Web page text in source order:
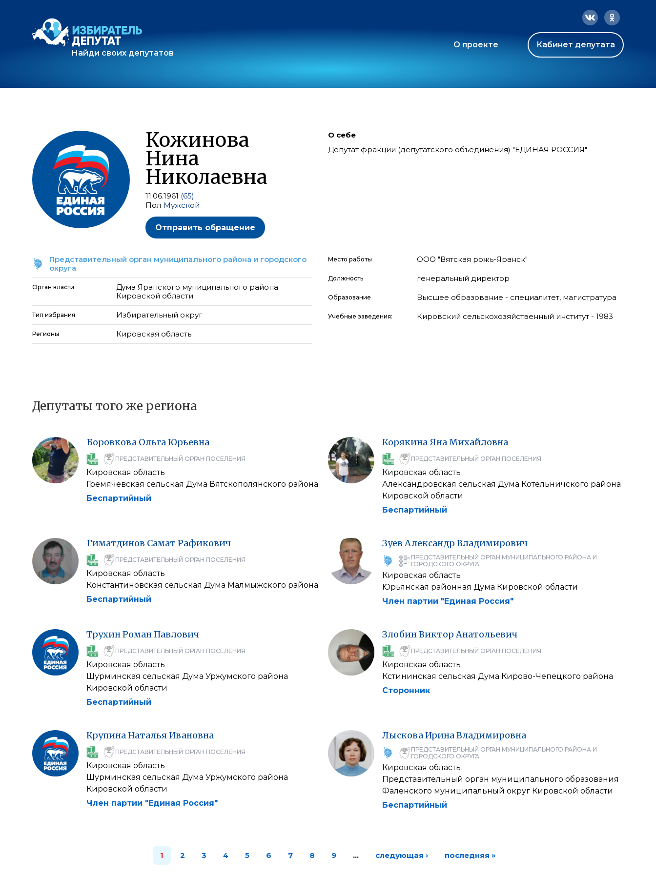
Найди своих депутатов
О проекте Кабинет депутата
Кожинова
Нина
Николаевна
11.06.1961 (65)
Пол Мужской
Отправить обращение
О себе
Депутат фракции (депутатского объединения) "ЕДИНАЯ РОССИЯ"
Представительный орган муниципального района и городского
округа
Орган власти
Дума Яранского муниципального района
Кировской области
Тип избрания Избирательный округ
Регионы Кировская область
Место работы ООО "Вятская рожь-Яранск"
Должность генеральный директор
Образование Высшее образование - специалитет, магистратура
Учебные заведения: Кировский сельскохозяйственный институт - 1983
Депутаты того же региона
Боровкова ОльгаЮрьевна
ПРЕДСТАВИТЕЛЬНЫЙ ОРГАН ПОСЕЛЕНИЯ
Кировская область
Гремячевская сельская Дума Вятскополянского района
Беспартийный
КорякинаЯнаМихайловна
ПРЕДСТАВИТЕЛЬНЫЙ ОРГАН ПОСЕЛЕНИЯ
Кировская область
Александровская сельская Дума Котельничского района
Кировской области
Беспартийный
Гиматдинов Самат Рафикович
ПРЕДСТАВИТЕЛЬНЫЙ ОРГАН ПОСЕЛЕНИЯ
Кировская область
Константиновская сельская Дума Малмыжского района
Беспартийный
Зуев Александр Владимирович
ПРЕДСТАВИТЕЛЬНЫЙ ОРГАН МУНИЦИПАЛЬНОГО РАЙОНА И
ГОРОДСКОГО ОКРУГА
Кировская область
Юрьянская районная Дума Кировской области
Член партии "Единая Россия"
ТрухинРоманПавлович
ПРЕДСТАВИТЕЛЬНЫЙ ОРГАН ПОСЕЛЕНИЯ
Кировская область
Шурминская сельская Дума Уржумского района
Кировской области
Беспартийный
ЗлобинВиктор Анатольевич
ПРЕДСТАВИТЕЛЬНЫЙ ОРГАН ПОСЕЛЕНИЯ
Кировская область
Кстининская сельская Дума Кирово-Чепецкого района
Сторонник
КрупинаНатальяИвановна
ПРЕДСТАВИТЕЛЬНЫЙ ОРГАН ПОСЕЛЕНИЯ
Кировская область
Шурминская сельская Дума Уржумского района
Кировской области
Член партии "Единая Россия"
ЛысковаИринаВладимировна
ПРЕДСТАВИТЕЛЬНЫЙ ОРГАН МУНИЦИПАЛЬНОГО РАЙОНА И
ГОРОДСКОГО ОКРУГА
Кировская область
Представительный орган муниципального образования
Фаленского муниципальный округ Кировской области
Беспартийный
1 2 3 4 5 6 7 8 9 … следующая › последняя »